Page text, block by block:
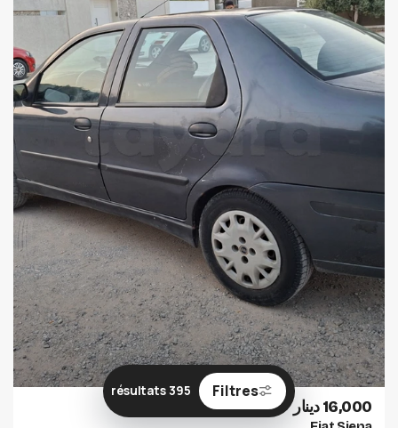
16,000 دينار
Filtres
395 résultats